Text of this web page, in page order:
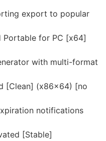
export to popular
Portable for PC [x64]
with multi-format
[Clean] (x86x64) [no
notifications
[Stable]